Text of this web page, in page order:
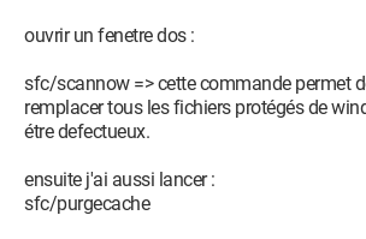
ouvrir un fenetre dos :
sfc/scannow => cette commande permet
remplacer tous les fichiers protégés de
étre defectueux.
ensuite j'ai aussi lancer :
sfc/purgecache